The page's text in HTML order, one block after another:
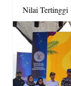
Nilai Tertinggi